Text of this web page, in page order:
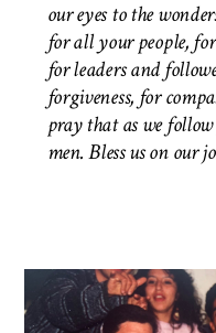
our eyes to the
for all your people,
for leaders and
forgiveness, for
pray that as we
men.Bless us on our